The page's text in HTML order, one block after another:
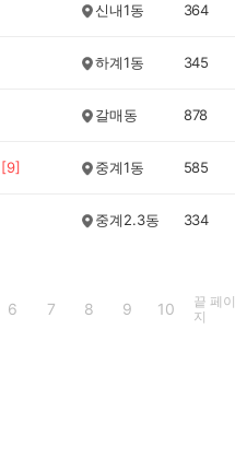
신내1동 364
하계1동 345
갈매동 878
[9] 중계1동 585
중계2.3동 334
6 7 8 9 10
끝 페이
지